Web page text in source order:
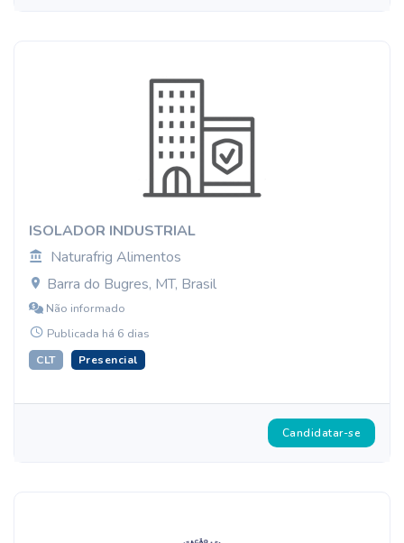
ISOLADOR INDUSTRIAL
Naturafrig Alimentos
Barra do Bugres, MT, Brasil
Não informado
Publicada há 6 dias
CLT Presencial
Candidatar-se